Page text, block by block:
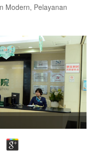
Modern, Pelayanan